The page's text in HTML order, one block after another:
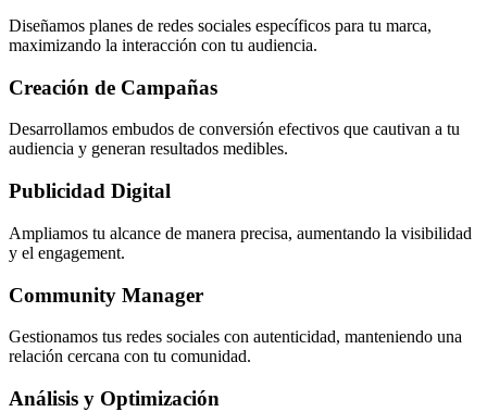
Diseñamos planes de redes sociales específicos para tu marca,
maximizando la interacción con tu audiencia.
Creación de Campañas
Desarrollamos embudos de conversión efectivos que cautivan a tu
audiencia y generan resultados medibles.
Publicidad Digital
Ampliamos tu alcance de manera precisa, aumentando la visibilidad
y el engagement.
Community Manager
Gestionamos tus redes sociales con autenticidad, manteniendo una
relación cercana con tu comunidad.
Análisis y Optimización